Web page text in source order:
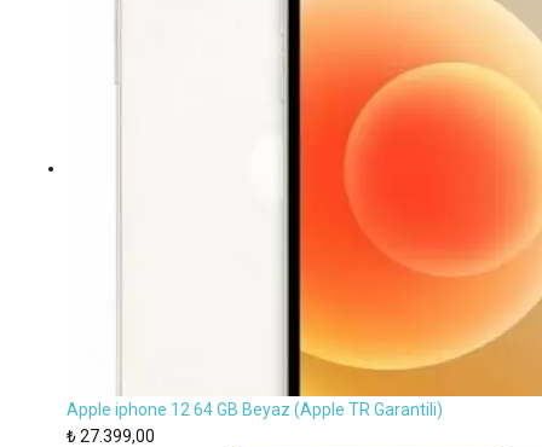
Apple iphone 12 64 GB Beyaz (Apple TR Garantili)
₺27.399,00